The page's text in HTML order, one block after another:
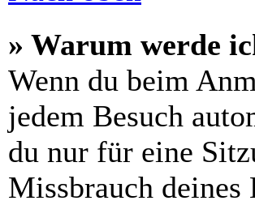
» Warum werde
Wenn du beim
jedem Besuch
du nur für eine
Missbrauch